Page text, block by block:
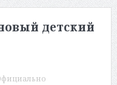
детский